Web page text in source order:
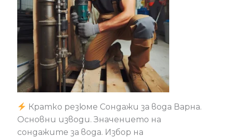
Кратко резюме Сондажи за вода Варна.
Основни изводи. Значението на
сондажите за вода. Избор на